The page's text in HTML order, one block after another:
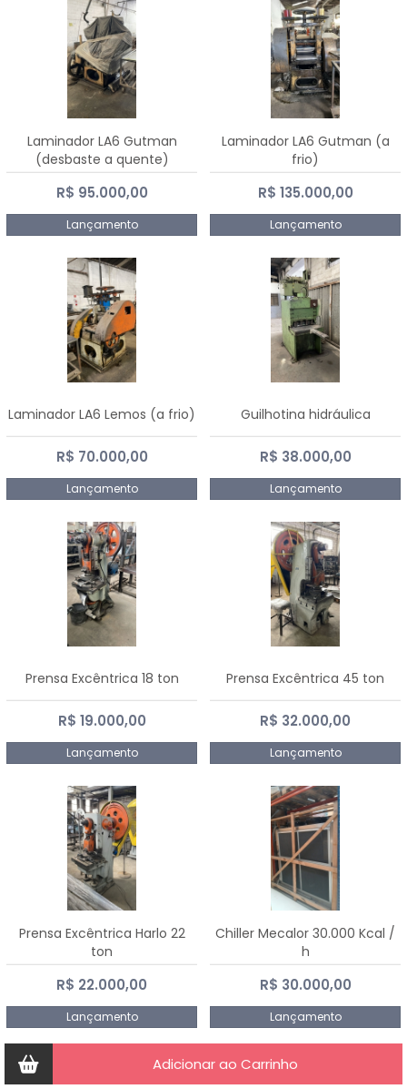
Laminador LA6 Gutman
(desbaste a quente)
R$ 95.000,00
Lançamento
Laminador LA6 Gutman (a
frio)
R$ 135.000,00
Lançamento
Laminador LA6 Lemos (a frio)
R$ 70.000,00
Lançamento
Guilhotina hidráulica
R$ 38.000,00
Lançamento
Prensa Excêntrica 18 ton
R$ 19.000,00
Lançamento
Prensa Excêntrica 45 ton
R$ 32.000,00
Lançamento
Prensa Excêntrica Harlo 22
ton
R$ 22.000,00
Lançamento
Chiller Mecalor 30.000 Kcal /
h
R$ 30.000,00
Lançamento
Adicionar ao Carrinho